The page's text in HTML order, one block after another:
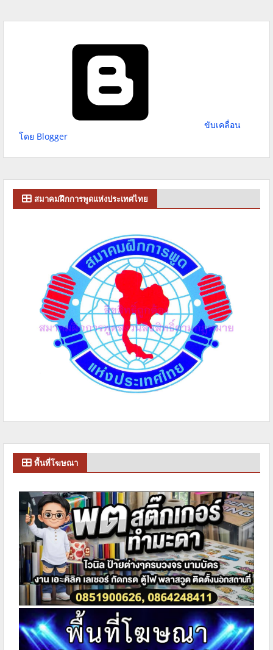
ขับเคลื่อน
โดย Blogger
สมาคมฝึกการพูดแห่งประเทศไทย
พื้นที่โฆษณา